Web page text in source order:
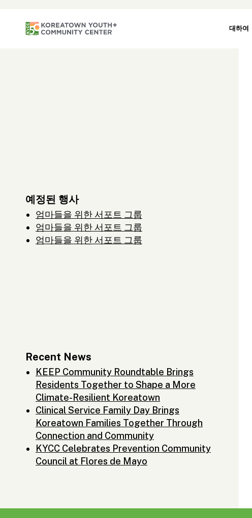
대하여
예정된 행사
엄마들을 위한 서포트 그룹
엄마들을 위한 서포트 그룹
엄마들을 위한 서포트 그룹
Recent News
KEEP Community Roundtable Brings
Residents Together to Shape a More
Climate-Resilient Koreatown
Clinical Service Family Day Brings
Koreatown Families Together Through
Connection and Community
KYCC Celebrates Prevention Community
Council at Flores de Mayo